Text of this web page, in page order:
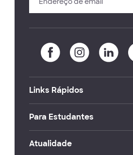
Links Rápidos
Para Estudantes
Atualidade